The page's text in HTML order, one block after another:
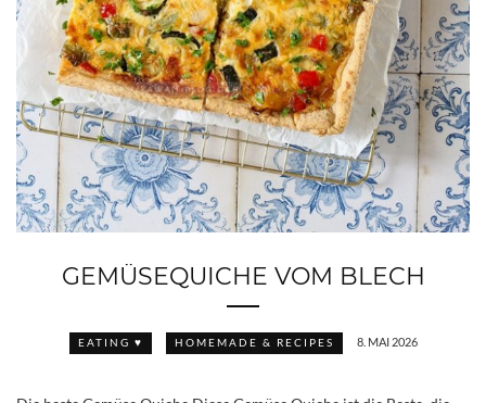
GEMÜSEQUICHE VOM BLECH
EATING ♥ HOMEMADE & RECIPES 8. MAI 2026